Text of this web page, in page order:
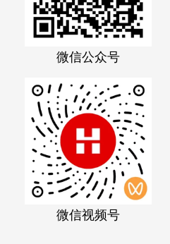
微信公众号
微信视频号